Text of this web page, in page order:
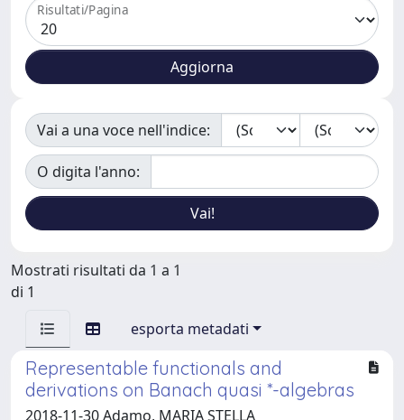
Risultati/Pagina
Vai a una voce nell'indice:
O digita l'anno:
Mostrati risultati da 1 a 1
di 1
esporta metadati
Representable functionals and
derivations on Banach quasi *-algebras
2018-11-30 Adamo, MARIA STELLA